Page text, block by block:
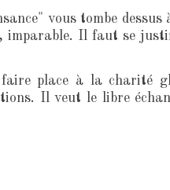
vous tombe dessus
imparable. Il faut se
place à la charité
Il veut le libre